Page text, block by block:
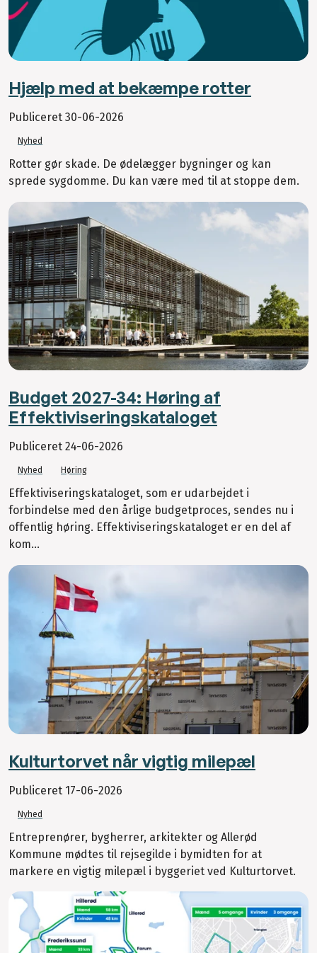
Hjælp med at bekæmpe rotter
Publiceret 30-06-2026
Nyhed
Rotter gør skade. De ødelægger bygninger og kan
sprede sygdomme. Du kan være med til at stoppe dem.
Budget 2027-34: Høring af
Effektiviseringskataloget
Publiceret 24-06-2026
Nyhed Høring
Effektiviseringskataloget, som er udarbejdet i
forbindelse med den årlige budgetproces, sendes nu i
offentlig høring. Effektiviseringskataloget er en del af
kom...
Kulturtorvet når vigtig milepæl
Publiceret 17-06-2026
Nyhed
Entreprenører, bygherrer, arkitekter og Allerød
Kommune mødtes til rejsegilde i bymidten for at
markere en vigtig milepæl i byggeriet ved Kulturtorvet.